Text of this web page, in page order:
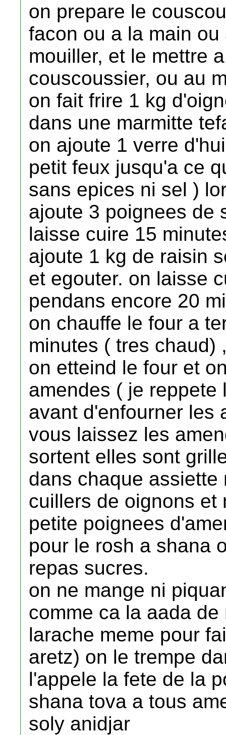
on prepare le
facon ou a la main
mouiller, et le mettre
couscoussier, ou au
on fait frire 1 kg
dans une marmitte
on ajoute 1 verre
petit feux jusqu'a ce
sans epices ni sel )
ajoute 3 poignees de
laisse cuire 15
ajoute 1 kg de raisin
et egouter. on laisse
pendans encore 20
on chauffe le four a
minutes ( tres chaud)
on etteind le four et
amendes ( je
avant d'enfourner les
vous laissez les
sortent elles sont
dans chaque
cuillers de oignons et
petite poignees
pour le rosh a shana
repas sucres.
on ne mange ni
comme ca la aada
larache meme pour
aretz) on le trempe
l'appele la fete de la
shana tova a tous
soly anidjar